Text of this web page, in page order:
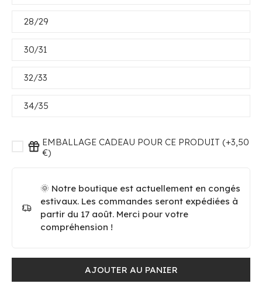
28/29
30/31
32/33
34/35
EMBALLAGE CADEAU POUR CE PRODUIT (+3,50
€)
🌞 Notre boutique est actuellement en congés
estivaux. Les commandes seront expédiées à
partir du 17 août. Merci pour votre
compréhension !
AJOUTER AU PANIER